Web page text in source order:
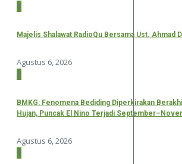
1
Majelis Shalawat RadioQu Bersama Ust. Ahmad
Agustus 6, 2026
2
BMKG: Fenomena Bediding Diperkirakan
Hujan, Puncak El Nino Terjadi
Agustus 6, 2026
3